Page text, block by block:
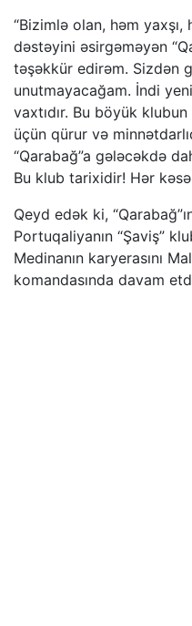
“Bizimlə olan, həm
dəstəyini əsirgəməyən
təşəkkür edirəm. Sizdən
unutmayacağam. İndi
vaxtıdır. Bu böyük klubun
üçün qürur və
“Qarabağ”a gələcəkdə
Bu klub tarixidir! Hər
Qeyd edək ki,
Portuqaliyanın “Şaviş”
Medinanın karyerasını
komandasında davam